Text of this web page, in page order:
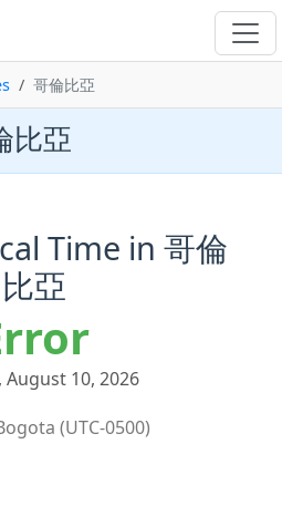
哥倫比亞
比亞
Time in 哥倫
比亞
August 10, 2026
(UTC-0500)